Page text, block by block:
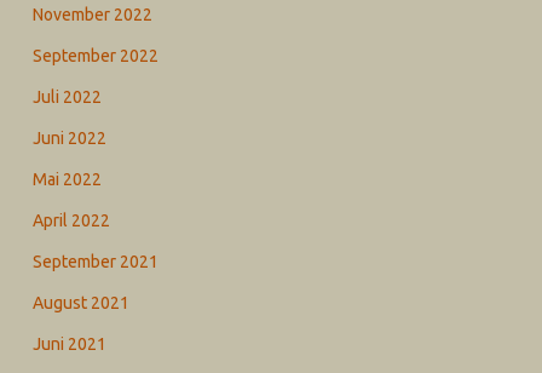
November 2022
September 2022
Juli 2022
Juni 2022
Mai 2022
April 2022
September 2021
August 2021
Juni 2021